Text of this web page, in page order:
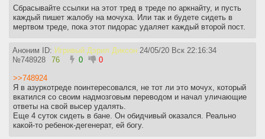
Сбрасывайте ссылки на этот тред в треде по аркнайту, и пусть
каждый пишет жалобу на мочуха. Или так и будете сидеть в
мертвом треде, пока этот пидорас удаляет каждый второй пост.
Аноним ID: Игривый Дэрил Диксон 24/05/20 Вск 22:16:34
№748928 76 0 0
>>748924
Я в азуркотреде поинтересовался, не тот ли это мочух, который
вкатился со своим надмозговым переводом и начал уличающие
ответы на свой высер удалять.
Еще 4 суток сидеть в бане. Он обидчивый оказался. Реально
какой-то ребенок-дегенерат, ей богу.